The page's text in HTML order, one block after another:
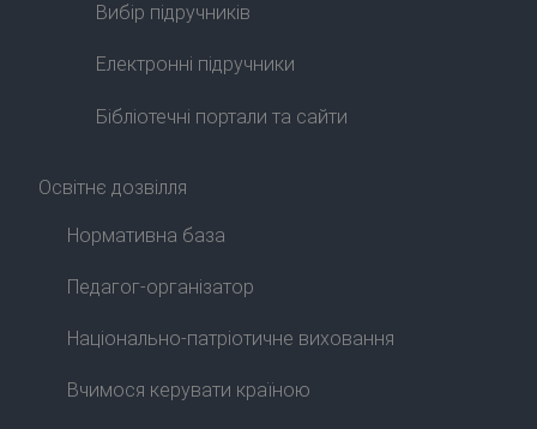
Вибір підручників
Електронні підручники
Бібліотечні портали та сайти
Освітнє дозвілля
Нормативна база
Педагог-організатор
Національно-патріотичне виховання
Вчимося керувати країною